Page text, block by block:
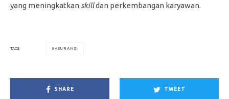
yang meningkatkan skilldan perkembangan karyawan.
TAGS ASURANSI
SHARE TWEET